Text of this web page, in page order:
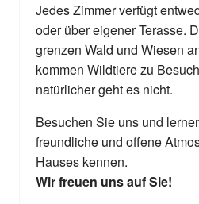
Jedes Zimmer verfügt
oder über eigener Terasse.
grenzen Wald und Wiesen
kommen Wildtiere zu
natürlicher geht es nicht.
Besuchen Sie uns und
freundliche und offene
Hauses kennen.
Wir freuen uns auf Sie!